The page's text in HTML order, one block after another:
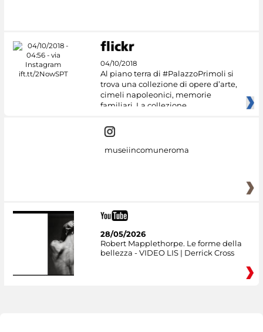
04/10/2018
Al piano terra di #PalazzoPrimoli si
trova una collezione di opere d’arte,
cimeli napoleonici, memorie
familiari. La collezione
museiincomuneroma
28/05/2026
Robert Mapplethorpe. Le forme della
bellezza - VIDEO LIS | Derrick Cross